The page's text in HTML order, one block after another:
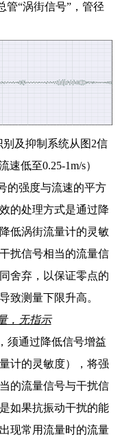
管“涡街信号”，管径
别及抑制系统从图2信
低至0.25-1m/s）
的强度与流速的平方
的处理方式是通过降
低涡街流量计的灵敏
扰信号相当的流量信
舍弃，以保证零点的
致测量下限升高。
，无指示
通过降低信号增益
计的灵敏度），将强
的流量信号与干扰信
如果抗振动干扰的能
现常用流量时的流量